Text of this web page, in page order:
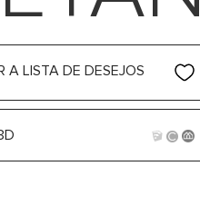
A LISTA DE DESEJOS